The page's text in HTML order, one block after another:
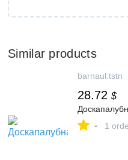
Similar products
barnaul.tstn
28.72 $
- 1